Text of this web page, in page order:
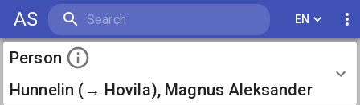
AS EN
Person
Hunnelin (→ Hovila), Magnus Aleksander